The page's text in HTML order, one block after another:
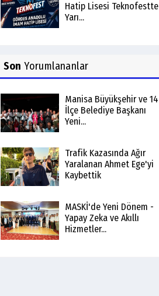
Hatip Lisesi Teknofestte
Yarı...
Son Yorumlananlar
Manisa Büyükşehir ve 14
İlçe Belediye Başkanı
Yeni...
Trafik Kazasında Ağır
Yaralanan Ahmet Ege'yi
Kaybettik
MASKİ'de Yeni Dönem -
Yapay Zeka ve Akıllı
Hizmetler...